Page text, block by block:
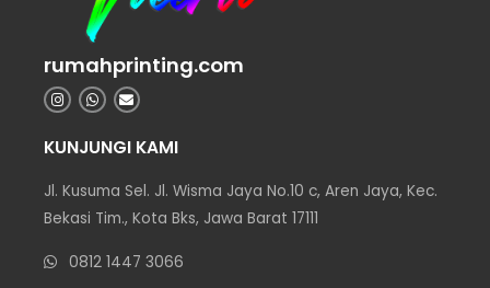
rumahprinting.com
KUNJUNGI KAMI
Jl. Kusuma Sel. Jl. Wisma Jaya No.10 c, Aren Jaya, Kec.
Bekasi Tim., Kota Bks, Jawa Barat 17111
0812 1447 3066